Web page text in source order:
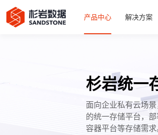
产品中心 解决方案
杉岩统一
面向企业私有云场
的统一存储平台，
容器平台等存储需